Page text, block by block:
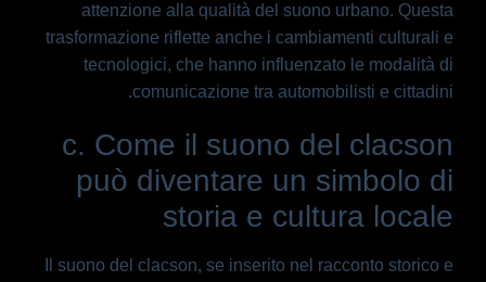
attenzione alla qualità del suono urbano. Questa
trasformazione riflette anche i cambiamenti culturali e
tecnologici, che hanno influenzato le modalità di
comunicazione tra automobilisti e cittadini.
c. Come il suono del clacson
può diventare un simbolo di
storia e cultura locale
Il suono del clacson, se inserito nel racconto storico e